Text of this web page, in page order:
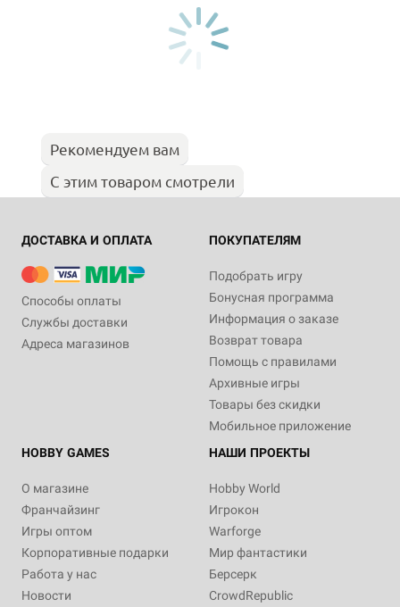
Рекомендуем вам
С этим товаром смотрели
ДОСТАВКА И ОПЛАТА
Способы оплаты
Службы доставки
Адреса магазинов
ПОКУПАТЕЛЯМ
Подобрать игру
Бонусная программа
Информация о заказе
Возврат товара
Помощь с правилами
Архивные игры
Товары без скидки
Мобильное приложение
HOBBY GAMES
О магазине
Франчайзинг
Игры оптом
Корпоративные подарки
Работа у нас
Новости
НАШИ ПРОЕКТЫ
Hobby World
Игрокон
Warforge
Мир фантастики
Берсерк
CrowdRepublic